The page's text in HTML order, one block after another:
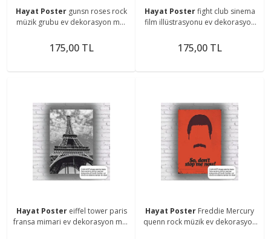
Hayat Poster gunsn roses rock
müzik grubu ev dekorasyon mdf
175,00 TL
Hayat Posterfight club sinema
film illüstrasyonu ev dekorasyon
175,00 TL
Hayat Poster eiffel tower paris
fransa mimari ev dekorasyon mdf
Hayat Poster Freddie Mercury
quenn rock müzik ev dekorasyon